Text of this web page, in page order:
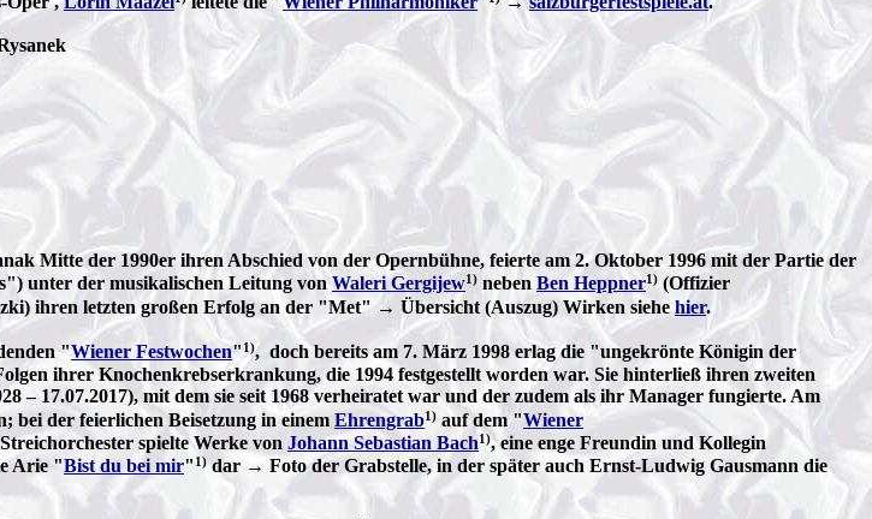
Mitte der 1990er ihren Abschied von der Opernbühne, feierte am 2. Oktober 1996 mit der Partie der
unter der musikalischen Leitung vonWaleri Gergijew1) neben Ben Heppner1) (Offizier
ihren letzten großen Erfolg an der "Met" → Übersicht (Auszug) Wirken siehe hier.
"Wiener Festwochen"1), doch bereits am 7. März 1998 erlag die "ungekrönte Königin der
ihrer Knochenkrebserkrankung, die 1994 festgestellt worden war. Sie hinterließ ihren zweiten
– 17.07.2017), mit dem sie seit 1968 verheiratet war und der zudem als ihr Manager fungierte. Am
bei der feierlichen Beisetzung in einem Ehrengrab1) auf dem "Wiener
spielte Werke von Johann Sebastian Bach1), eine enge Freundin und Kollegin
Arie "Bist du bei mir" 1)dar → Foto der Grabstelle, in der später auch Ernst-Ludwig Gausmann die